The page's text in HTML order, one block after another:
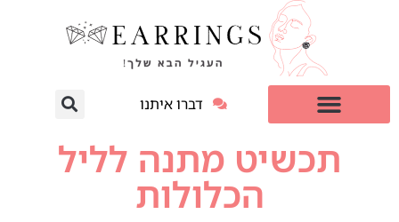
דברו איתנו
תכשיט מתנה לליל
הכלולות